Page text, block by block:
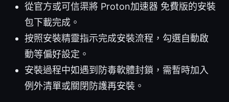
從官方或可信渠將 Proton加速器 免費版的安裝
包下載完成。
按照安裝精靈指示完成安裝流程，勾選自動啟
動等偏好設定。
安裝過程中如遇到防毒軟體封鎖，需暫時加入
例外清單或關閉防護再安裝。